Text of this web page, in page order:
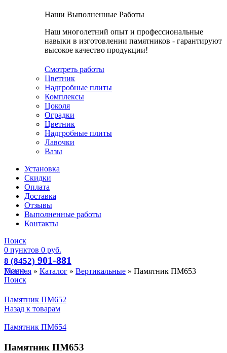
Наши Выполненные Работы
Наш многолетний опыт и профессиональные
навыки в изготовлении памятников - гарантируют
высокое качество продукции!
Смотреть работы
Цветник
Надгробные плиты
Комплексы
Цоколя
Оградки
Цветник
Надгробные плиты
Лавочки
Вазы
Установка
Скидки
Оплата
Доставка
Отзывы
Выполненные работы
Контакты
Поиск
0 пунктов 0 руб.
8 (8452) 901-881
Меню
Поиск
Главная » Каталог » Вертикальные » Памятник ПМ653
Памятник ПМ652
Назад к товарам
Памятник ПМ654
Памятник ПМ653